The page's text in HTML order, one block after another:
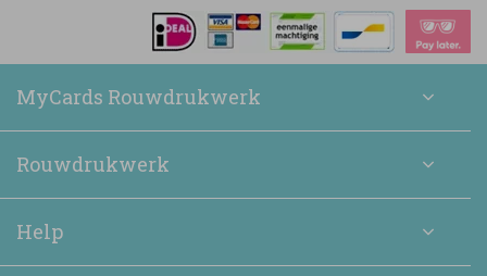
MyCards Rouwdrukwerk
Rouwdrukwerk
Help